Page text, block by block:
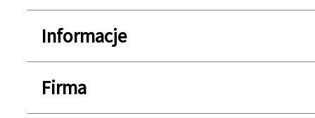
Informacje
Firma